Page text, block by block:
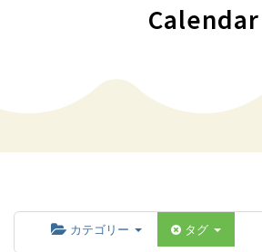
Calendar
カテゴリー タグ